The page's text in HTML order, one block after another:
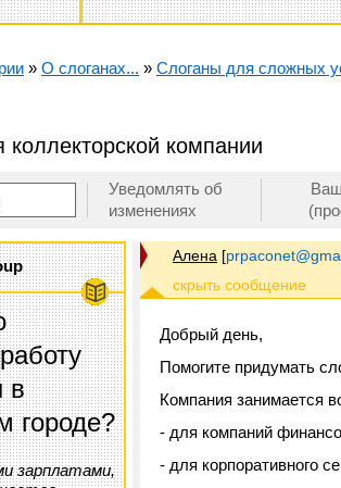
» О слоганах... » Слоганы для сложных
коллекторской компании
Уведомлять об
изменениях
в
городе?
зарплатами,
Алена [
Добрый день,
Помогите придумать
Компания занимается
- для компаний
- для корпоративного